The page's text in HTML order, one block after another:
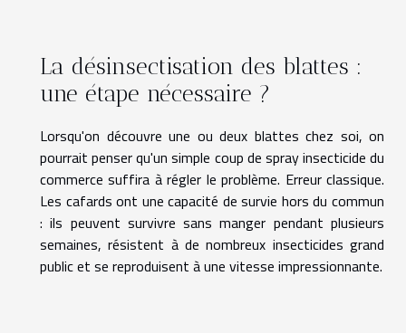
La désinsectisation des blattes :
une étape nécessaire ?
Lorsqu'on découvre une ou deux blattes chez soi, on
pourrait penser qu'un simple coup de spray insecticide du
commerce suffira à régler le problème. Erreur classique.
Les cafards ont une capacité de survie hors du commun
: ils peuvent survivre sans manger pendant plusieurs
semaines, résistent à de nombreux insecticides grand
public et se reproduisent à une vitesse impressionnante.